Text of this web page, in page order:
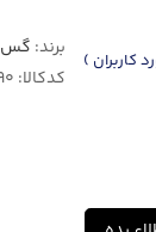
کاربران ) برند: گس
کدکالا: